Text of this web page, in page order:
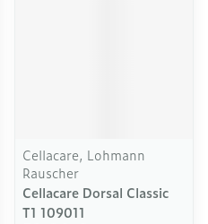
Cellacare, Lohmann
Rauscher
Cellacare Dorsal Classic
T1 109011